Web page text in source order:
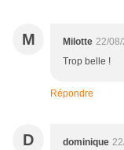
M Milotte 22/
Trop belle !
Répondre
D dominique